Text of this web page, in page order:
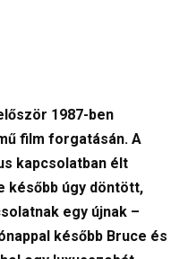
1987-ben
film forgatásán. A
kapcsolatban élt
később úgy döntött,
egy újnak –
később Bruce és